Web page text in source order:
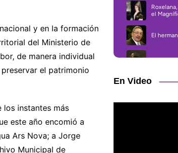
y en la formación
del Ministerio de
de manera individual
el patrimonio
los instantes más
este año encomió a
Ars Nova; a Jorge
Municipal de
En Video